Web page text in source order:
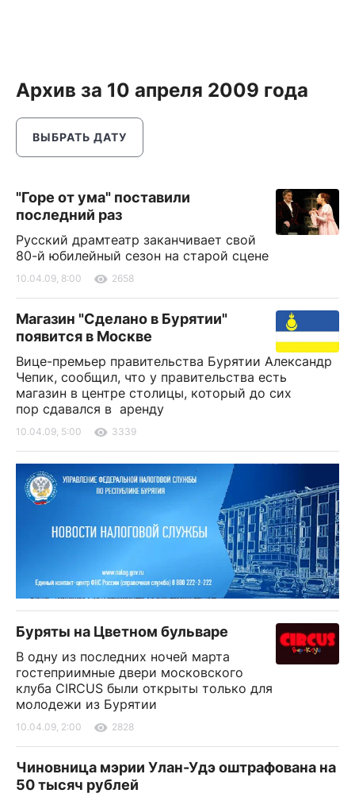
Архив за 10 апреля 2009 года
ВЫБРАТЬ ДАТУ
"Горе от ума" поставили
последний раз
Русский драмтеатр заканчивает свой
80-й юбилейный сезон на старой сцене
10.04.09, 8:00 2658
Магазин "Сделано в Бурятии"
появится в Москве
Вице-премьер правительства Бурятии Александр
Чепик, сообщил, что у правительства есть
магазин в центре столицы, который до сих
пор сдавался в аренду
10.04.09, 5:00 3339
Буряты на Цветном бульваре
В одну из последних ночей марта
гостеприимные двери московского
клуба CIRCUS были открыты только для
молодежи из Бурятии
10.04.09, 2:00 2828
Чиновница мэрии Улан-Удэ оштрафована на
50 тысяч рублей